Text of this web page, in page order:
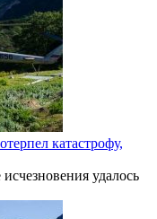
катастрофу,
удалось